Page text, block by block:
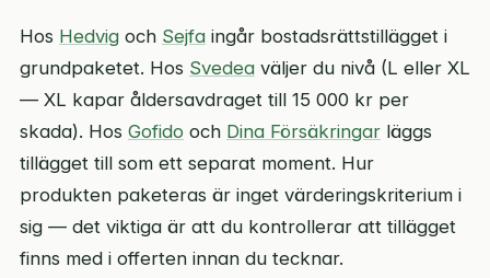
Hos Hedvig och Sejfa ingår bostadsrättstillägget i
grundpaketet. Hos Svedea väljer du nivå (L eller XL
— XL kapar åldersavdraget till 15 000 kr per
skada). Hos Gofido och Dina Försäkringar läggs
tillägget till som ett separat moment. Hur
produkten paketeras är inget värderingskriterium i
sig — det viktiga är att du kontrollerar att tillägget
finns med i offerten innan du tecknar.